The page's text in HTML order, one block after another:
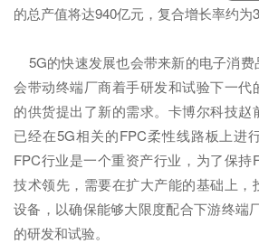
的总产值将达940亿元，复合增长率约为
5G的快速发展也会带来新的电子消费
会带动终端厂商着手研发和试验下一代
的供货提出了新的需求。卡博尔科技赵
已经在5G相关的FPC柔性线路板上进
FPC行业是一个重资产行业，为了保持
技术领先，需要在扩大产能的基础上，
设备，以确保能够大限度配合下游终端
的研发和试验。